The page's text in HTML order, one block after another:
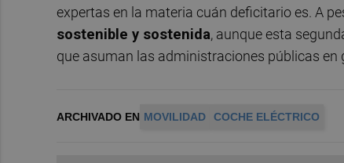
expertas en la materia cuán deficitario es. A
sostenible y sostenida, aunque esta
que asuman las administraciones públicas en
ARCHIVADO EN MOVILIDAD COCHE ELÉCTRICO